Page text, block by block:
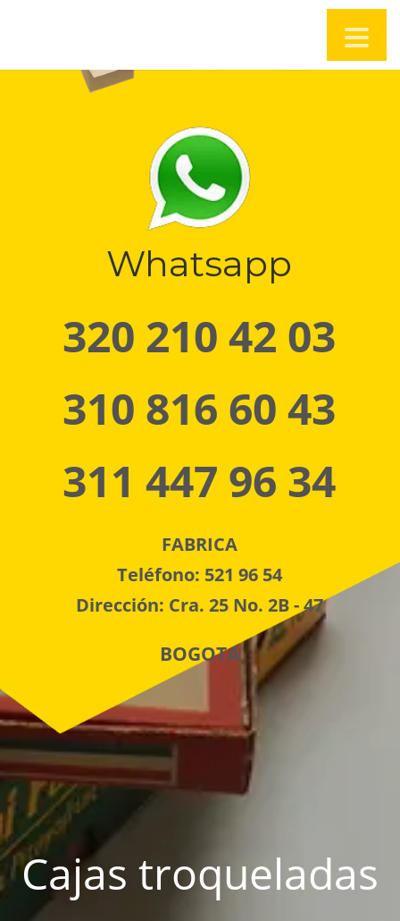
Whatsapp
320 210 42 03
310 816 60 43
311 447 96 34
FABRICA
Teléfono: 521 96 54
Dirección: Cra. 25 No. 2B - 47
BOGOTA
Cajas troqueladas